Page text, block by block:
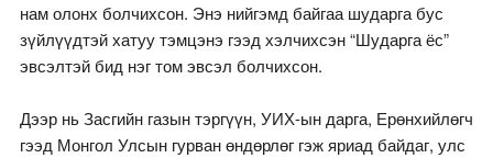
нам олонх болчихсон. Энэ нийгэмд байгаа шударга бус
зүйлүүдтэй хатуу тэмцэнэ гээд хэлчихсэн “Шударга ёс”
эвсэлтэй бид нэг том эвсэл болчихсон.
Дээр нь Засгийн газын тэргүүн, УИХ-ын дарга, Ерөнхийлөгч
гээд Монгол Улсын гурван өндөрлөг гэж яриад байдаг, улс